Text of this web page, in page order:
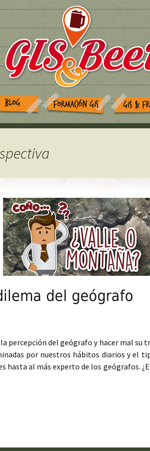
BLOG FORMACIÓN GIS GIS &
del geógrafo
percepción del geógrafo y hacer mal su
por nuestros hábitos diarios y el
al más experto de los geógrafos.
montaña?: el dilema del geógrafo